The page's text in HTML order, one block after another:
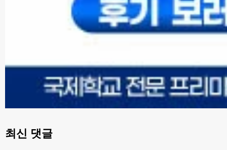
최신 댓글